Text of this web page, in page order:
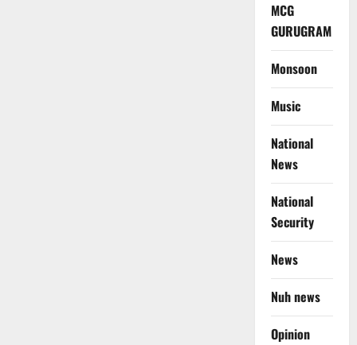
MCG
GURUGRAM
Monsoon
Music
National
News
National
Security
News
Nuh news
Opinion